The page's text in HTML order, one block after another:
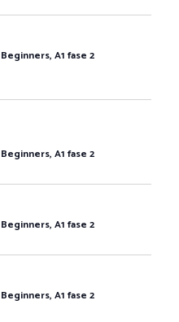
A1 fase 2
A1 fase 2
A1 fase 2
A1 fase 2